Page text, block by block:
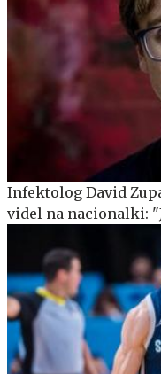
Infektolog David
videl na nacionalki: